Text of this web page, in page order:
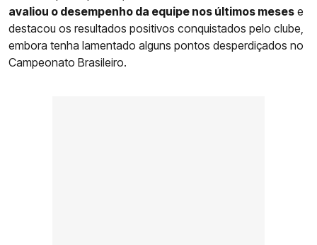
avaliou o desempenho da equipe nos últimos meses e
destacou os resultados positivos conquistados pelo clube,
embora tenha lamentado alguns pontos desperdiçados no
Campeonato Brasileiro.